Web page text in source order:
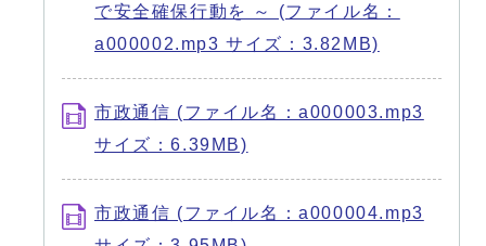
で安全確保行動を ～ (ファイル名：
a000002.mp3 サイズ：3.82MB)
市政通信 (ファイル名：a000003.mp3
サイズ：6.39MB)
市政通信 (ファイル名：a000004.mp3